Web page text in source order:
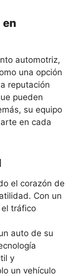
en
automotriz,
una opción
reputación
pueden
su equipo
en cada
el corazón de
Con un
tráfico
auto de su
y
un vehículo